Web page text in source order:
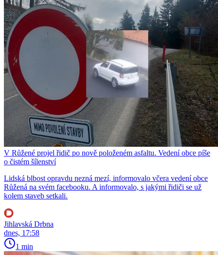
V Růžené projel řidič po nově položeném asfaltu. Vedení obce píše
o čistém šílenství
Lidská blbost opravdu nezná mezí, informovalo včera vedení obce
Růžená na svém facebooku. A informovalo, s jakými řidiči se už
kolem staveb setkali.
Jihlavská Drbna
dnes, 17:58
1 min